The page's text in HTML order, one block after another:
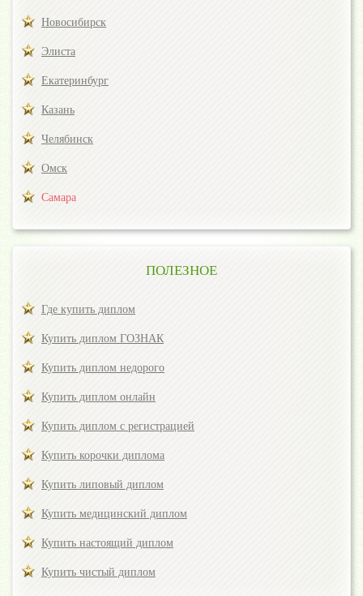
Новосибирск
Элиста
Екатеринбург
Казань
Челябинск
Омск
Самара
ПОЛЕЗНОЕ
Где купить диплом
Купить диплом ГОЗНАК
Купить диплом недорого
Купить диплом онлайн
Купить диплом с регистрацией
Купить корочки диплома
Купить липовый диплом
Купить медицинский диплом
Купить настоящий диплом
Купить чистый диплом